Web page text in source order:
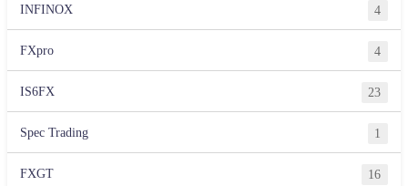
INFINOX 4
FXpro 4
IS6FX 23
Spec Trading 1
FXGT 16